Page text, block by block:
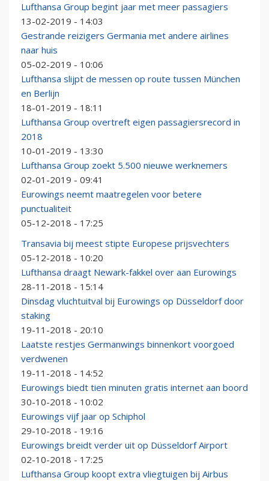
Lufthansa Group begint jaar met meer passagiers
13-02-2019 - 14:03
Gestrande reizigers Germania met andere airlines
naar huis
05-02-2019 - 10:06
Lufthansa slijpt de messen op route tussen München
en Berlijn
18-01-2019 - 18:11
Lufthansa Group overtreft eigen passagiersrecord in
2018
10-01-2019 - 13:30
Lufthansa Group zoekt 5.500 nieuwe werknemers
02-01-2019 - 09:41
Eurowings neemt maatregelen voor betere
punctualiteit
05-12-2018 - 17:25
Transavia bij meest stipte Europese prijsvechters
05-12-2018 - 10:20
Lufthansa draagt Newark-fakkel over aan Eurowings
28-11-2018 - 15:14
Dinsdag vluchtuitval bij Eurowings op Düsseldorf door
staking
19-11-2018 - 20:10
Laatste restjes Germanwings binnenkort voorgoed
verdwenen
19-11-2018 - 14:52
Eurowings biedt tien minuten gratis internet aan boord
30-10-2018 - 10:02
Eurowings vijf jaar op Schiphol
29-10-2018 - 19:16
Eurowings breidt verder uit op Düsseldorf Airport
02-10-2018 - 17:25
Lufthansa Group koopt extra vliegtuigen bij Airbus